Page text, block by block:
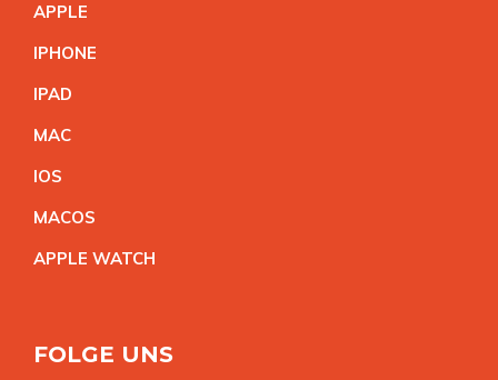
APPLE
IPHONE
IPAD
MAC
IOS
MACOS
APPLE WATCH
FOLGE UNS